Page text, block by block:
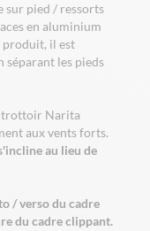
sur pied / ressorts
en aluminium
produit, il est
les pieds
trottoir Narita
aux vents forts.
au lieu de
/ verso du cadre
du cadre clippant.